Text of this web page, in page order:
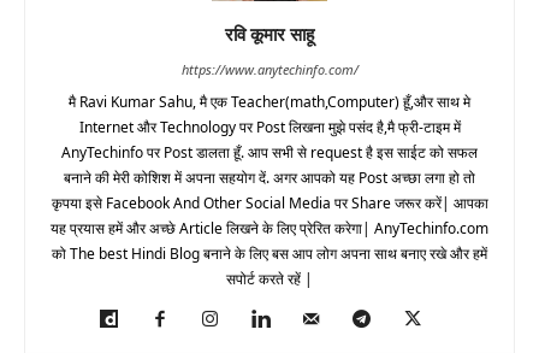
रवि कूमार साहू
https://www.anytechinfo.com/
मै Ravi Kumar Sahu, मै एक Teacher(math,Computer) हूँ,और साथ मे
Internet और Technology पर Post लिखना मुझे पसंद है,मै फ्री-टाइम में
AnyTechinfo पर Post डालता हूँ. आप सभी से request है इस साईट को सफल
बनाने की मेरी कोशिश में अपना सहयोग दें. अगर आपको यह Post अच्छा लगा हो तो
कृपया इसे Facebook And Other Social Media पर Share जरूर करें| आपका
यह प्रयास हमें और अच्छे Article लिखने के लिए प्रेरित करेगा| AnyTechinfo.com
को The best Hindi Blog बनाने के लिए बस आप लोग अपना साथ बनाए रखे और हमें
सपोर्ट करते रहें |